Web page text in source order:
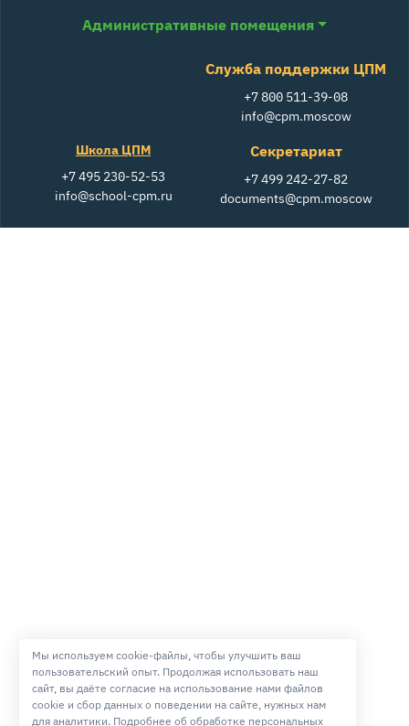
Административные помещения
Служба поддержки ЦПМ
+7 800 511-39-08
info@cpm.moscow
Школа ЦПМ
+7 495 230-52-53
info@school-cpm.ru
Секретариат
+7 499 242-27-82
documents@cpm.moscow
Мы используем cookie-файлы, чтобы улучшить ваш
пользовательский опыт. Продолжая использовать наш
сайт, вы даёте согласие на использование нами файлов
cookie и сбор данных о поведении на сайте, нужных нам
для аналитики. Подробнее об обработке персональных